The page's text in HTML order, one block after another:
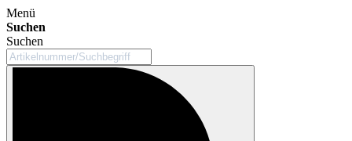
Menü
Suchen
Suchen